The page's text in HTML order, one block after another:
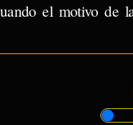
el motivo de